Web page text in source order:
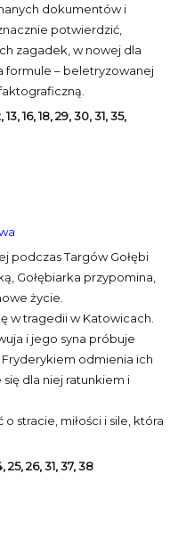
dokumentów i
potwierdzić,
zagadek, w nowej dla
formule – beletryzowanej
16, 18, 29, 30, 31, 35,
podczas Targów Gołębi
Gołębiarka przypomina,
życie.
w tragedii w Katowicach.
i jego syna próbuje
odmienia ich
dla niej ratunkiem i
stracie, miłości i sile, która
26, 31, 37, 38